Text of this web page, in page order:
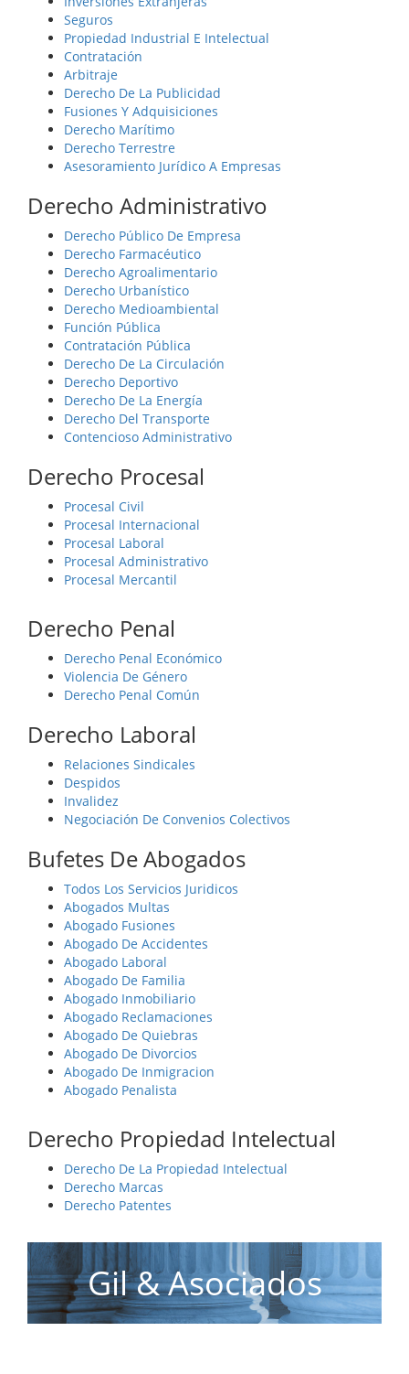
Seguros
Propiedad Industrial E Intelectual
Contratación
Arbitraje
Derecho De La Publicidad
Fusiones Y Adquisiciones
Derecho Marítimo
Derecho Terrestre
Asesoramiento Jurídico A Empresas
Derecho Administrativo
Derecho Público De Empresa
Derecho Farmacéutico
Derecho Agroalimentario
Derecho Urbanístico
Derecho Medioambiental
Función Pública
Contratación Pública
Derecho De La Circulación
Derecho Deportivo
Derecho De La Energía
Derecho Del Transporte
Contencioso Administrativo
Derecho Procesal
Procesal Civil
Procesal Internacional
Procesal Laboral
Procesal Administrativo
Procesal Mercantil
Derecho Penal
Derecho Penal Económico
Violencia De Género
Derecho Penal Común
Derecho Laboral
Relaciones Sindicales
Despidos
Invalidez
Negociación De Convenios Colectivos
Bufetes De Abogados
Todos Los Servicios Juridicos
Abogados Multas
Abogado Fusiones
Abogado De Accidentes
Abogado Laboral
Abogado De Familia
Abogado Inmobiliario
Abogado Reclamaciones
Abogado De Quiebras
Abogado De Divorcios
Abogado De Inmigracion
Abogado Penalista
Derecho Propiedad Intelectual
Derecho De La Propiedad Intelectual
Derecho Marcas
Derecho Patentes
Gil & Asociados